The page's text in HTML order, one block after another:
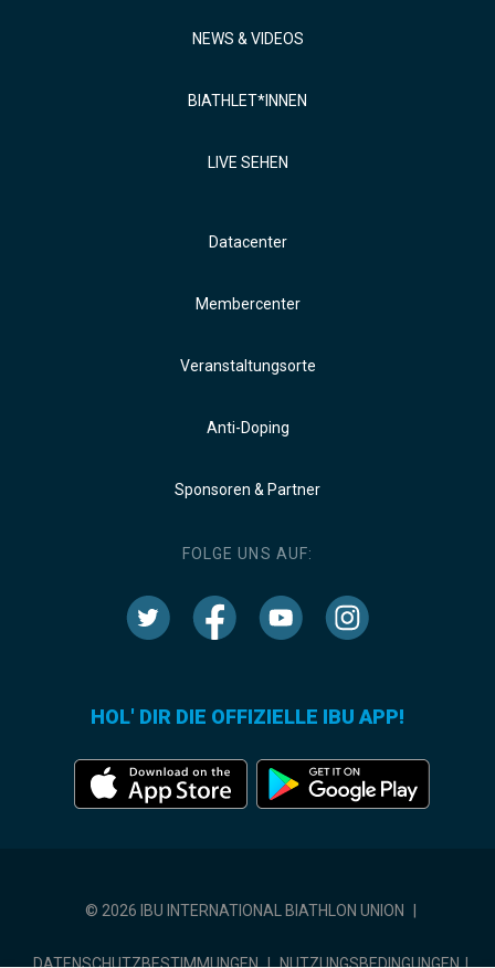
NEWS & VIDEOS
BIATHLET*INNEN
LIVE SEHEN
Datacenter
Membercenter
Veranstaltungsorte
Anti-Doping
Sponsoren & Partner
FOLGE UNS AUF:
HOL' DIR DIE OFFIZIELLE IBU APP!
© 2026 IBU INTERNATIONAL BIATHLON UNION
DATENSCHUTZBESTIMMUNGEN | NUTZUNGSBEDINGUNGEN |